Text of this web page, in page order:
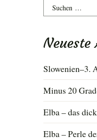
Suchen
nach:
Slowenien–3.
Minus 20
Elba – das
Elba – Perle